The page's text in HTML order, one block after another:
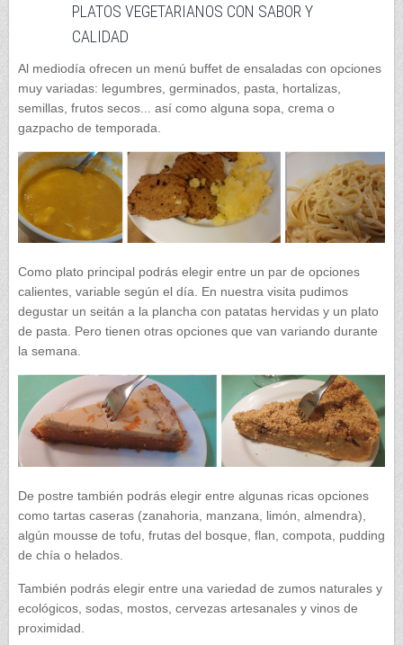
PLATOS VEGETARIANOS CON SABOR Y
CALIDAD
Al mediodía ofrecen un menú buffet de ensaladas con opciones
muy variadas: legumbres, germinados, pasta, hortalizas,
semillas, frutos secos... así como alguna sopa, crema o
gazpacho de temporada.
Como plato principal podrás elegir entre un par de opciones
calientes, variable según el día. En nuestra visita pudimos
degustar un seitán a la plancha con patatas hervidas y un plato
de pasta. Pero tienen otras opciones que van variando durante
la semana.
De postre también podrás elegir entre algunas ricas opciones
como tartas caseras (zanahoria, manzana, limón, almendra),
algún mousse de tofu, frutas del bosque, flan, compota, pudding
de chía o helados.
También podrás elegir entre una variedad de zumos naturales y
ecológicos, sodas, mostos, cervezas artesanales y vinos de
proximidad.